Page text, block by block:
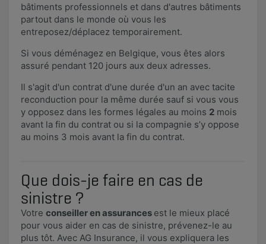
bâtiments professionnels et dans d'autres bâtiments
partout dans le monde où vous les
entreposez/déplacez temporairement.
Si vous déménagez en Belgique, vous êtes alors
assuré pendant 120 jours aux deux adresses.
Il s'agit d'un contrat d'une durée d'un an avec tacite
reconduction pour la même durée sauf si vous vous
y opposez dans les formes légales au moins 2 mois
avant la fin du contrat ou si la compagnie s’y oppose
au moins 3 mois avant la fin du contrat.
Que dois-je faire en cas de
sinistre ?
Votre conseiller en assurances est le mieux placé
pour vous aider en cas de sinistre, prévenez-le au
plus tôt. Avec AG Insurance, il vous expliquera les